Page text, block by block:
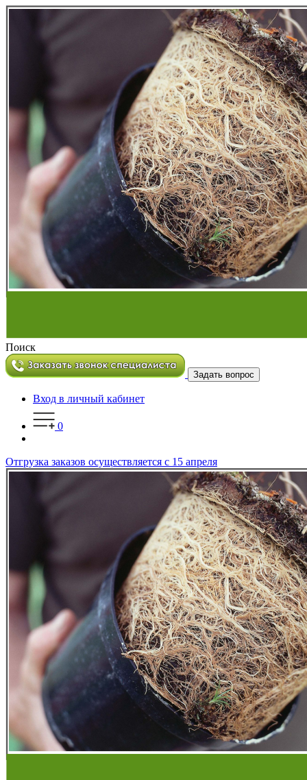
Поиск
Задать вопрос
Вход в личный кабинет
0
Отгрузка заказов осуществляется с 15 апреля